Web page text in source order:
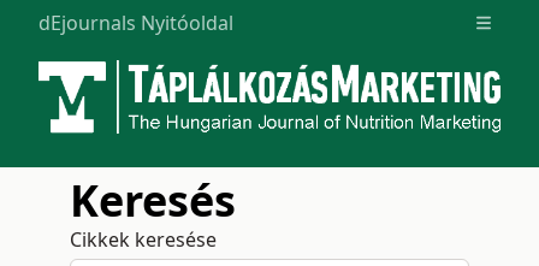
dEjournals Nyitóoldal Open
Keresés
Cikkek keresése